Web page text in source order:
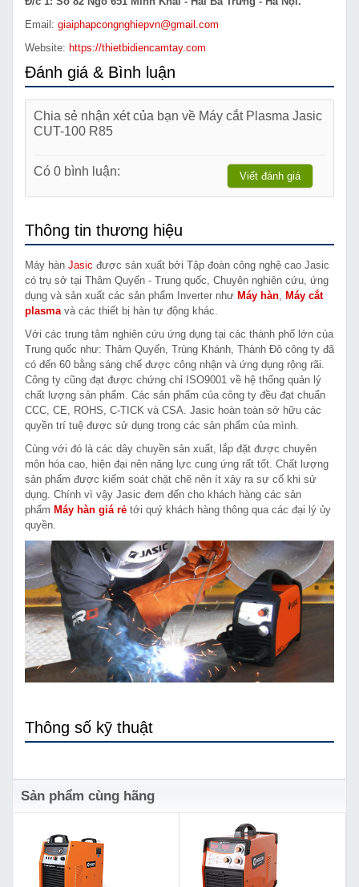
Email: giaiphapcongnghiepvn@gmail.com
Website: https://thietbidiencamtay.com
Đánh giá & Bình luận
Chia sẻ nhận xét của bạn về Máy cắt Plasma Jasic
CUT-100 R85
Có 0 bình luận: Viết đánh giá
Thông tin thương hiệu
Máy hàn Jasic được sản xuất bởi Tập đoàn công nghệ cao Jasic
có trụ sở tại Thâm Quyến - Trung quốc, Chuyên nghiên cứu, ứng
dụng và sản xuất các sản phẩm Inverter như Máy hàn
Máy cắt
plasma và các thiết bị hàn tự động khác.
Với các trung tâm nghiên cứu ứng dụng tại các thành phố lớn của
Trung quốc như: Thâm Quyến, Trùng Khánh, Thành Đô công ty đã
có đến 60 bằng sáng chế được công nhận và ứng dụng rộng rãi.
Công ty cũng đạt được chứng chỉ ISO9001 về hệ thống quản lý
chất lượng sản phẩm. Các sản phẩm của công ty đều đạt chuẩn
CCC, CE, ROHS, C-TICK và CSA. Jasic hoàn toàn sở hữu các
quyền trí tuệ được sử dụng trong các sản phẩm của mình.
Cùng với đó là các dây chuyền sản xuất, lắp đặt được chuyên
môn hóa cao, hiện đại nên năng lực cung ứng rất tốt. Chất lượng
sản phẩm được kiểm soát chặt chẽ nên ít xảy ra sự cố khi sử
dụng. Chính vì vậy Jasic đem đến cho khách hàng các sản
phẩm Máy hàn giá rẻ tới quý khách hàng thông qua các đại lý ủy
quyền.
Thông số kỹ thuật
Sản phẩm cùng hãng